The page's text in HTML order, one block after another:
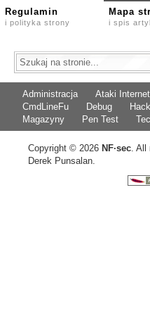
Regulamin
i polityka strony
Mapa
i spis
Administracja Ataki
CmdLineFu
Debug
Magazyny
Pen Test
Copyright © 2026 NF·sec. All
Derek Punsalan.